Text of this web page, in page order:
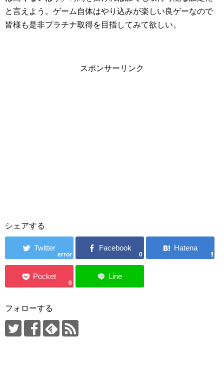
と言えよう。ゲーム自体はやり込みが楽しい良ゲーなので
皆様も是非プラチナ取得を目指してみて欲しい。
スポンサーリンク
シェアする
error 0
0
フォローする